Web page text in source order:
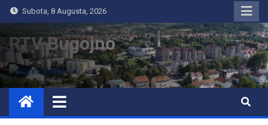
Subota, 8 Augusta, 2026
RTV Bugojno